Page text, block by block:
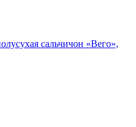
сальчичон «Вего»,